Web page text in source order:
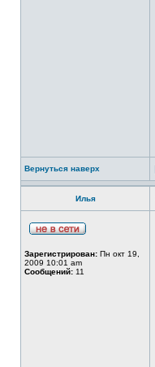
Вернуться наверх
Илья
Зарегистрирован: Пн окт 19,
2009 10:01 am
Сообщений: 11